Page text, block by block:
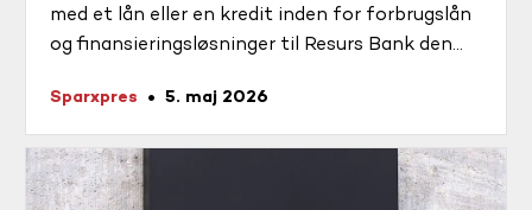
med et lån eller en kredit inden for forbrugslån
og finansieringsløsninger til Resurs Bank den
2026.
Sparxpres 5. maj 2026